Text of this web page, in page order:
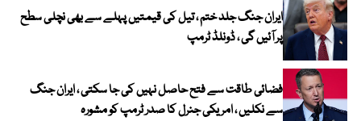
ایران جنگ جلد ختم ، تیل کی قیمتیں پہلے سے بھی نچلی سطح
پر آئیں گی ، ڈونلڈ ٹرمپ
فضائی طاقت سے فتح حاصل نہیں کی جا سکتی ، ایران جنگ
سے نکلیں ، امریکی جنرل کا صدر ٹرمپ کو مشورہ